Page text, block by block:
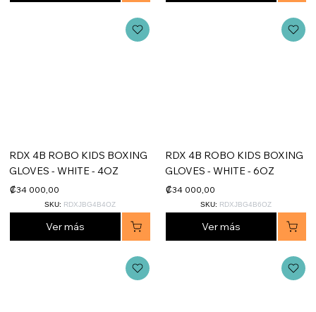
RDX 4B ROBO KIDS BOXING
GLOVES - WHITE - 4OZ
₡34 000,00
Ver más
SKU: RDXJBG4B4OZ
RDX 4B ROBO KIDS BOXING
GLOVES - WHITE - 6OZ
₡34 000,00
Ver más
SKU: RDXJBG4B6OZ